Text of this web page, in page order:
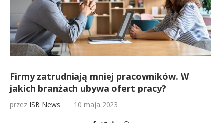
Firmy zatrudniają mniej pracowników. W
jakich branżach ubywa ofert pracy?
przez ISB News 10 maja 2023